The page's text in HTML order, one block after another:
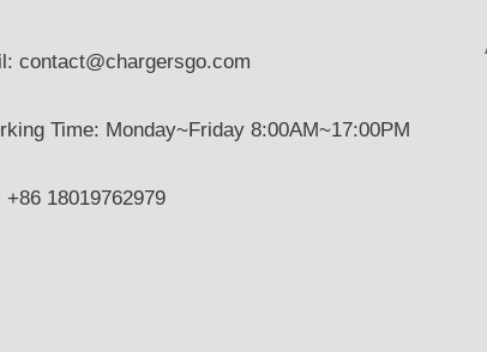
contact@chargersgo.com
Time: Monday~Friday 8:00AM~17:00PM
+86 18019762979